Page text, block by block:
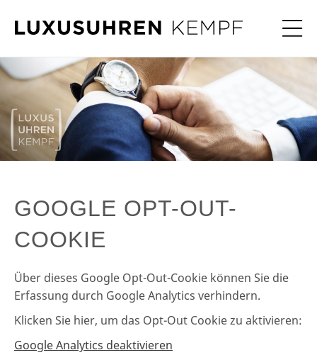
LUXUSUHREN KEMPF –
UHRENANKAUF
SIE MÖCHTEN IHRE GEBRAUCHTE
MARKENUHR VERKAUFEN? WIR
KAUFEN UHREN ALLER FABRIKATE.
GOOGLE OPT-OUT-
COOKIE
Über dieses Google Opt-Out-Cookie können Sie die
Erfassung durch Google Analytics verhindern.
Klicken Sie hier, um das Opt-Out Cookie zu aktivieren:
Google Analytics deaktivieren